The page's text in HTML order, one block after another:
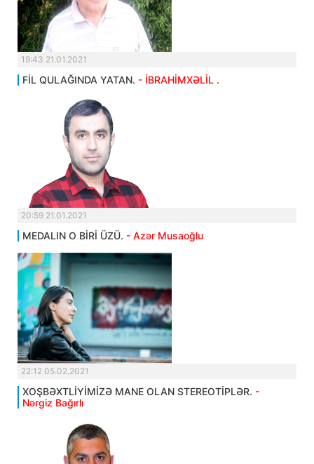
19:43 21.01.2021
FİL QULAĞINDA YATAN. - İBRAHİMXƏLİL .
20:59 21.01.2021
MEDALIN O BİRİ ÜZÜ. - Azər Musaoğlu
22:12 05.02.2021
XOŞBƏXTLİYİMİZƏ MANE OLAN STEREOTİPLƏR. -
Nərgiz Bağırlı